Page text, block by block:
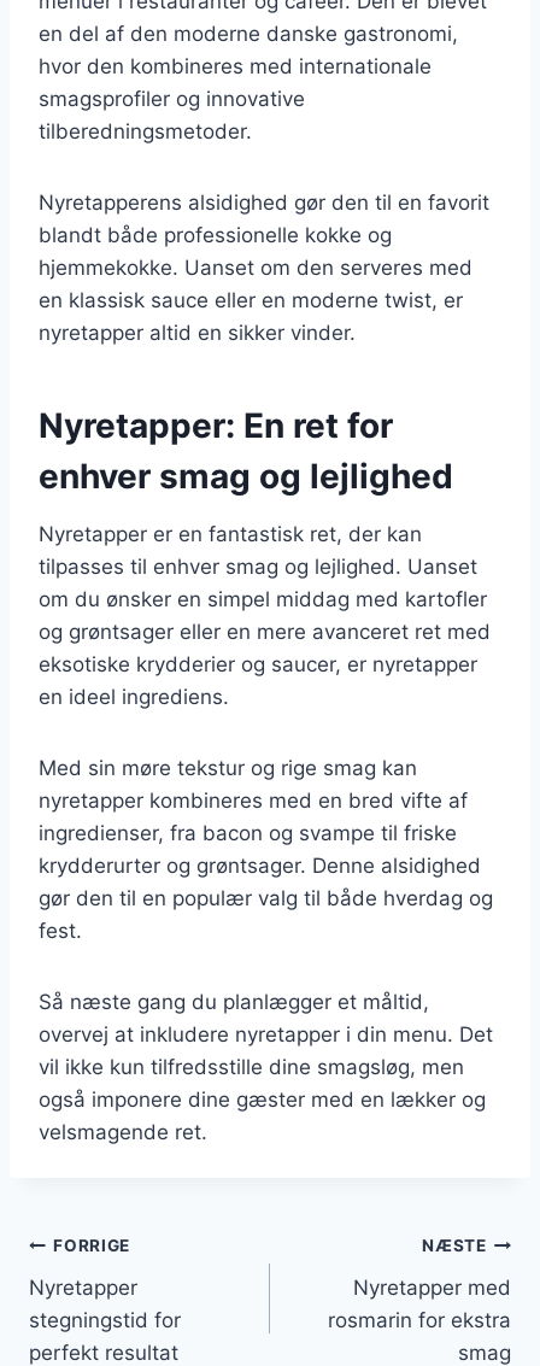
en del af den moderne danske gastronomi,
hvor den kombineres med internationale
smagsprofiler og innovative
tilberedningsmetoder.
Nyretapperens alsidighed gør den til en favorit
blandt både professionelle kokke og
hjemmekokke. Uanset om den serveres med
en klassisk sauce eller en moderne twist, er
nyretapper altid en sikker vinder.
Nyretapper: En ret for
enhver smag og lejlighed
Nyretapper er en fantastisk ret, der kan
tilpasses til enhver smag og lejlighed. Uanset
om du ønsker en simpel middag med kartofler
og grøntsager eller en mere avanceret ret med
eksotiske krydderier og saucer, er nyretapper
en ideel ingrediens.
Med sin møre tekstur og rige smag kan
nyretapper kombineres med en bred vifte af
ingredienser, fra bacon og svampe til friske
krydderurter og grøntsager. Denne alsidighed
gør den til en populær valg til både hverdag og
fest.
Så næste gang du planlægger et måltid,
overvej at inkludere nyretapper i din menu. Det
vil ikke kun tilfredsstille dine smagsløg, men
også imponere dine gæster med en lækker og
velsmagende ret.
Indlægsnavigation
FORRIGE
Nyretapper
stegningstid for
perfekt resultat
NÆSTE
Nyretapper med
rosmarin for ekstra
smag